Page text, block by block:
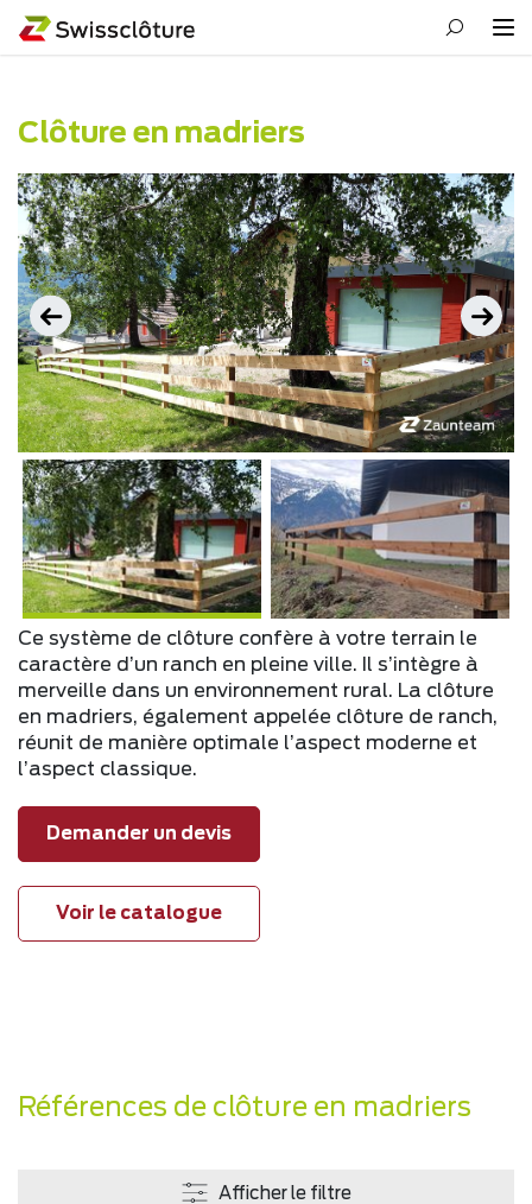
Clôture en madriers
Ce système de clôture confère à votre terrain le
caractère d’un ranch en pleine ville. Il s’intègre à
merveille dans un environnement rural. La clôture
en madriers, également appelée clôture de ranch,
réunit de manière optimale l’aspect moderne et
l’aspect classique.
Demander un devis
Voir le catalogue
Références de clôture en madriers
Afficher le filtre